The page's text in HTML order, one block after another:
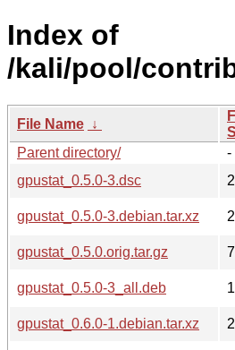
Index of
/kali/pool/
File Name ↓
Parent directory/
-
gpustat_0.5.0-3.dsc
gpustat_0.5.0-3.debian.tar.xz
gpustat_0.5.0.orig.tar.gz
gpustat_0.5.0-3_all.deb
gpustat_0.6.0-1.debian.tar.xz